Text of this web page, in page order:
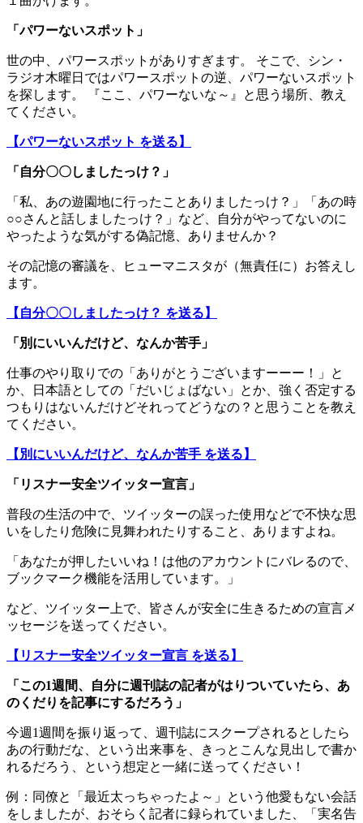
「パワーないスポット」
世の中、パワースポットがありすぎます。 そこで、シン・
ラジオ木曜日ではパワースポットの逆、パワーないスポット
を探します。 『ここ、パワーないな～』と思う場所、教え
てください。
【パワーないスポット を送る】
「自分〇〇しましたっけ？」
「私、あの遊園地に行ったことありましたっけ？」「あの時
○○さんと話しましたっけ？」など、自分がやってないのに
やったような気がする偽記憶、ありませんか？
その記憶の審議を、ヒューマニスタが（無責任に）お答えし
ます。
【自分〇〇しましたっけ？ を送る】
「別にいいんだけど、なんか苦手」
仕事のやり取りでの「ありがとうございますーーー！」と
か、日本語としての「だいじょばない」とか、強く否定する
つもりはないんだけどそれってどうなの？と思うことを教え
てください。
【別にいいんだけど、なんか苦手 を送る】
「リスナー安全ツイッター宣言」
普段の生活の中で、ツイッターの誤った使用などで不快な思
いをしたり危険に見舞われたりすること、ありますよね。
「あなたが押したいいね！は他のアカウントにバレるので、
ブックマーク機能を活用しています。」
など、ツイッター上で、皆さんが安全に生きるための宣言メ
ッセージを送ってください。
【リスナー安全ツイッター宣言 を送る】
「この1週間、自分に週刊誌の記者がはりついていたら、あ
のくだりを記事にするだろう」
今週1週間を振り返って、週刊誌にスクープされるとしたら
あの行動だな、という出来事を、きっとこんな見出しで書か
れるだろう、という想定と一緒に送ってください！
例：同僚と「最近太っちゃったよ～」という他愛もない会話
をしましたが、おそらく記者に録られていました、「実名告